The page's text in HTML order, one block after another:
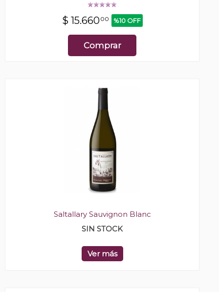
$ 15.66000 %10 OFF
Comprar
Saltallary Sauvignon Blanc
SIN STOCK
Ver más